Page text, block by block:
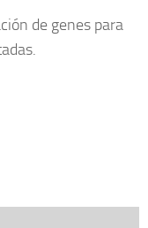
de genes para